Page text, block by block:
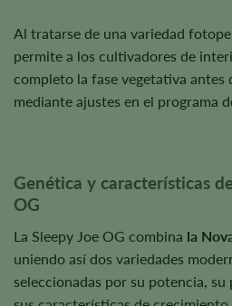
Al tratarse de una variedad
permite a los cultivadores de
completo la fase vegetativa antes
mediante ajustes en el programa
Genética y características
OG
La Sleepy Joe OG combina la
uniendo así dos variedades
seleccionadas por su potencia,